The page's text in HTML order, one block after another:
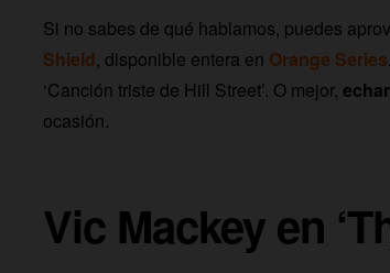
Si no sabes de qué hablamos, puedes
Shield, disponible entera en Orange Series
‘Canción triste de Hill Street’. O mejor,
ocasión.
Vic Mackey en